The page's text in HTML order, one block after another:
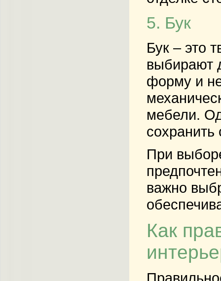
5. Бук
Бук – это
выбирают
форму и
мебели.
При
важно
Как